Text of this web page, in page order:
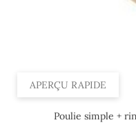
APERÇU RAPIDE
Poulie simple +